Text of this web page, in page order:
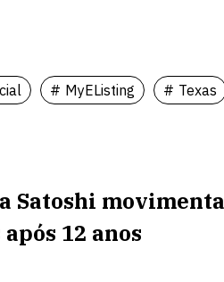
MyEListing Texas
Satoshi
12 anos